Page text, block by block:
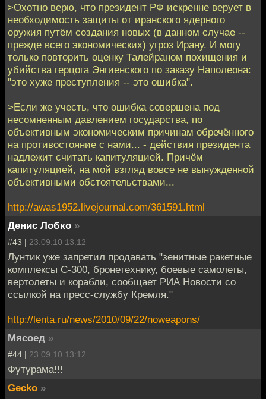
>Охотно верю, что президент РФ искренне верует в
необходимость защиты от иранского ядерного
оружия путём создания новых (в данном случае --
прежде всего экономических) угроз Ирану. И могу
только повторить оценку Талейраном похищения и
убийства герцога Энгиенского по заказу Наполеона:
"это хуже преступления -- это ошибка".
>Если же учесть, что ошибка совершена под
несомненным давлением государства, по
объективным экономическим причинам обречённого
на противостояние с нами... - действия президента
надлежит считать капитуляцией. Причём
капитуляцией, на мой взгляд вовсе не вынужденной
объективными обстоятельствами...
http://awas1952.livejournal.com/361591.html
Денис Лобко »
#43 | 23.09.10 13:12
Лунтик уже запретил продавать "зенитные ракетные
комплексы С-300, бронетехнику, боевые самолеты,
вертолеты и корабли, сообщает РИА Новости со
ссылкой на пресс-службу Кремля."
http://lenta.ru/news/2010/09/22/noweapons/
Мясоед »
#44 | 23.09.10 13:12
Футурама!!!
Gecko »